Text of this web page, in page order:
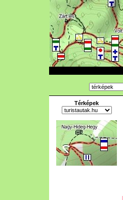
Térképek